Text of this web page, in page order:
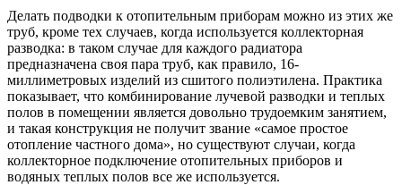
Делать подводки к отопительным приборам можно из этих же
труб, кроме тех случаев, когда используется коллекторная
разводка: в таком случае для каждого радиатора
предназначена своя пара труб, как правило, 16-
миллиметровых изделий из сшитого полиэтилена. Практика
показывает, что комбинирование лучевой разводки и теплых
полов в помещении является довольно трудоемким занятием,
и такая конструкция не получит звание «самое простое
отопление частного дома», но существуют случаи, когда
коллекторное подключение отопительных приборов и
водяных теплых полов все же используется.